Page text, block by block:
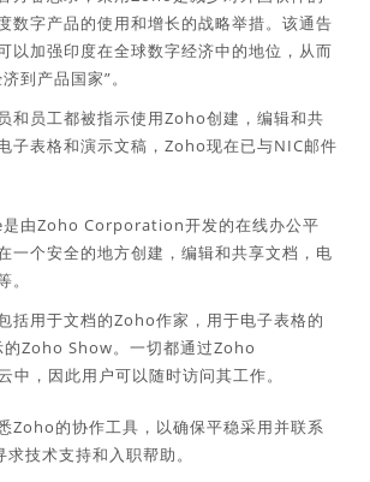
数字产品的使用和增长的战略举措。该通告
以加强印度在全球数字经济中的地位，从而
到产品国家”。
和员工都被指示使用Zoho创建，编辑和共
子表格和演示文稿，Zoho现在已与NIC邮件
由Zoho Corporation开发的在线办公平
一个安全的地方创建，编辑和共享文档，电
。
括用于文档的Zoho作家，用于电子表格的
Zoho Show。一切都通过Zoho
，因此用户可以随时访问其工作。
Zoho的协作工具，以确保平稳采用并联系
技术支持和入职帮助。